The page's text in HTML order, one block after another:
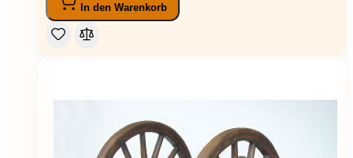
In den Warenkorb